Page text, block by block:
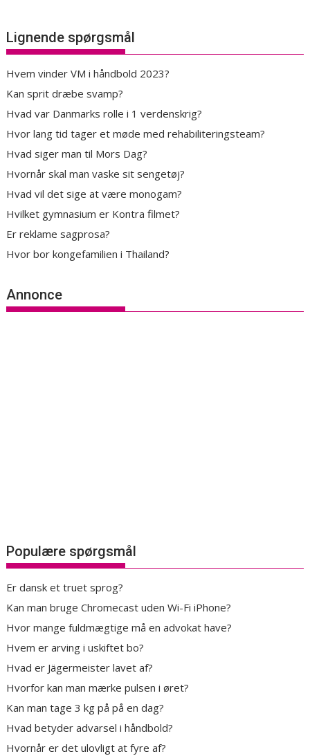
Lignende spørgsmål
Hvem vinder VM i håndbold 2023?
Kan sprit dræbe svamp?
Hvad var Danmarks rolle i 1 verdenskrig?
Hvor lang tid tager et møde med rehabiliteringsteam?
Hvad siger man til Mors Dag?
Hvornår skal man vaske sit sengetøj?
Hvad vil det sige at være monogam?
Hvilket gymnasium er Kontra filmet?
Er reklame sagprosa?
Hvor bor kongefamilien i Thailand?
Annonce
Populære spørgsmål
Er dansk et truet sprog?
Kan man bruge Chromecast uden Wi-Fi iPhone?
Hvor mange fuldmægtige må en advokat have?
Hvem er arving i uskiftet bo?
Hvad er Jägermeister lavet af?
Hvorfor kan man mærke pulsen i øret?
Kan man tage 3 kg på på en dag?
Hvad betyder advarsel i håndbold?
Hvornår er det ulovligt at fyre af?